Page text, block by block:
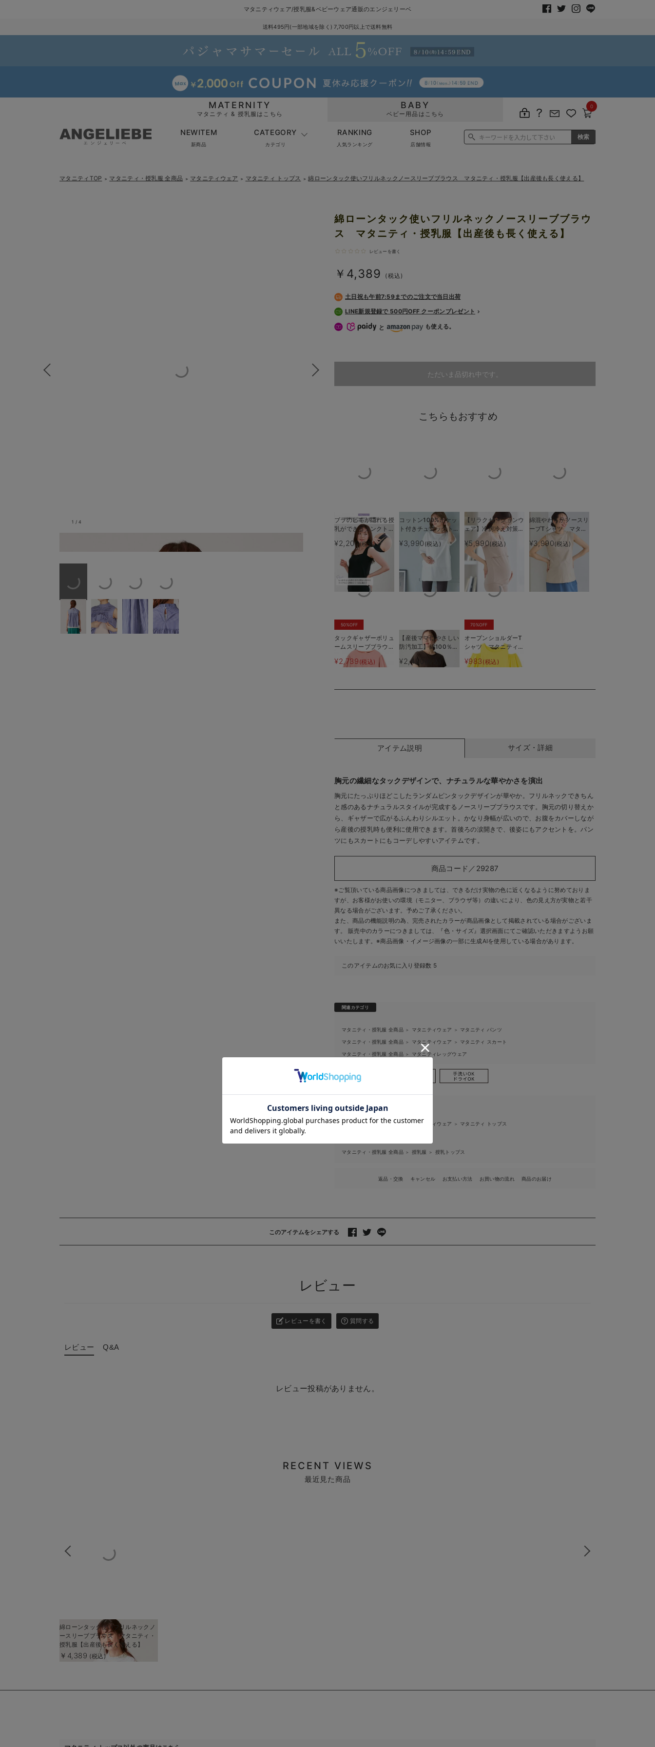
マタニティウェア/授乳服&ベビーウェア通販のエンジェリーベ
送料495円(一部地域を除く) 7,700円以上で送料無料
MATERNITY
マタニティ & 授乳服はこちら
BABY
ベビー用品はこちら
0
NEWITEM
新商品
CATEGORY
カテゴリ
RANKING
人気ランキング
SHOP
店舗情報
マタニティTOP ＞ マタニティ・授乳服 全商品 ＞ マタニティウェア ＞ マタニティ トップス ＞ 綿ローンタック使いフリルネックノースリーブブラウス マタニティ・授乳服【出産後も長く使える】
バックスタイル 身幅が広いので授乳も楽々
1 /4
綿ローンタック使いフリルネックノースリーブブラウ
ス マタニティ・授乳服【出産後も長く使える】
レビューを書く
￥4,389 (税込)
土日祝も午前7:59までのご注文で当日出荷
LINE新規登録で 500円OFF クーポンプレゼント
と も使える。
ただいま品切れ中です。
こちらもおすすめ
ブラのヒモが隠れる授
乳ができるタンクトッ
プ 抗菌防臭 綿混モ
ダール
¥2,200(税込)
コットン100%ポケッ
ト付きチュニックトッ
プス マタニティ・授
乳服【出産後も長く使
¥3,990 (税込)
【リラクゼーションウ
ェア】冷房冷え対策
保温＆リカバリーサポ
ート momRest 半
袖Tシャツ
efe×ANGELIEBEコラ
ボ 光電子 日本製
¥5,990(税込)
綿混やわらかノースリ
ーブTシャツ マタニ
ティ・産後授乳服【出
産後も長く使える】
¥3,990(税込)
50%OFF
タックギャザーボリュ
ームスリーブブラウ
ス マタニティ・授乳
服【出産後も長く使え
¥2,739 (税込)
【産後ママにやさしい
防汚加工】綿100％授
乳半袖TEE
¥2,490
70%OFF
オープンショルダーT
シャツ マタニティ・
授乳服
¥983 (税込)
アイテム説明 サイズ・詳細
胸元の繊細なタックデザインで、ナチュラルな華やかさを演出
胸元にたっぷりほどこしたランダムピンタックデザインが華やか。フリルネックできちん
と感のあるナチュラルスタイルが完成するノースリーブブラウスです。胸元の切り替えか
ら、ギャザーで広がるふんわりシルエット。かなり身幅が広いので、お腹をカバーしなが
ら産後の授乳時も便利に使用できます。首後ろの涙開きで、後姿にもアクセントを。パン
ツにもスカートにもコーデしやすいアイテムです。
商品コード／29287
※ご覧頂いている商品画像につきましては、できるだけ実物の色に近くなるように努めておりま
すが、 お客様がお使いの環境（モニター、ブラウザ等）の違いにより、色の見え方が実物と若干
異なる場合がございます。予めご了承ください。
また、商品の機能説明の為、完売されたカラーが商品画像として掲載されている場合がございま
す。 販売中のカラーにつきましては、『色・サイズ』選択画面にてご確認いただきますようお願
いいたします。 ※商品画像・イメージ画像の一部に生成AIを使用している場合があります。
このアイテムのお気に入り登録数 5
関連カテゴリ
マタニティ・授乳服 全商品 ＞ マタニティウェア ＞ マタニティ パンツ
マタニティ・授乳服 全商品 ＞ マタニティウェア ＞ マタニティ スカート
マタニティ・授乳服 全商品 ＞ マタニティレッグウェア
マタニティ・授乳服 全商品＞ マタニティウェア ＞ マタニティ トップス
マタニティ・授乳服 全商品 ＞ 授乳服 ＞ 授乳トップス
返品・交換 キャンセル お支払い方法 お買い物の流れ 商品のお届け
このアイテムをシェアする >
レビュー
レビューを書く 質問する
レビュー Q&A
レビュー投稿がありません。
RECENT VIEWS
最近見た商品
商
品
詳
細
商
品
詳
見
綿ローンタック使いフリルネックノ
ースリーブブラウス マタニティ・
授乳服【出産後も長く使える】
￥4,389 (税込)
お気に入り商品を確認する